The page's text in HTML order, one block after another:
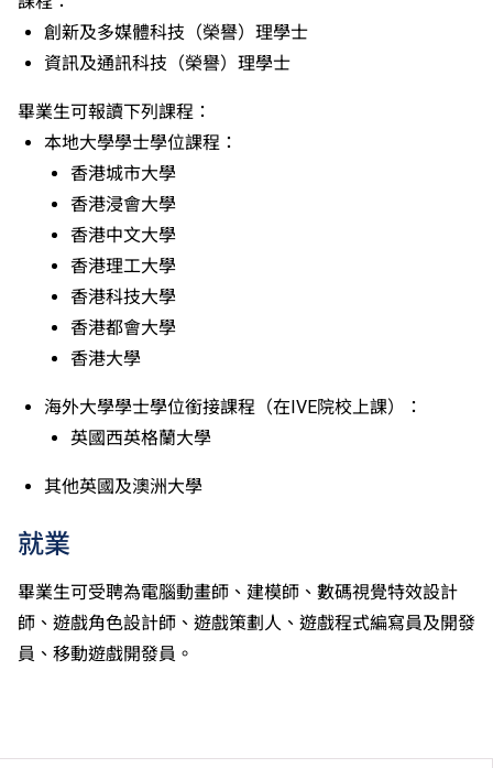
其他四個香港中學文憑考試科目（包括中國語文和英國
語文）取得第二級或以上成績。另外，數學科延伸部分
（單元一或單元二）第二級或以上成績亦被接受為一般
元二成績，於申請入學時只計算成績較佳的一個單元。
適用於持中專教育文憑／職專文憑（於2017/18學年或
以前入讀的學生須完成指定升學單元）的畢業生。
修畢職專國際文憑課程的學生，可按其BTEC及IGCSE
成績，選擇繼續於職業訓練局升讀高級文憑課程。
申請人所遞交的工作經驗及／或資歷，會經有關學系作
個別評核。
創新及多媒體科技（榮譽）理學士
資訊及通訊科技（榮譽）理學士
畢業生可報讀下列課程：
本地大學學士學位課程：
香港城市大學
香港浸會大學
香港中文大學
香港理工大學
香港科技大學
香港都會大學
香港大學
海外大學學士學位銜接課程（在IVE院校上課）：
英國西英格蘭大學
其他英國及澳洲大學
就業
畢業生可受聘為電腦動畫師、建模師、數碼視覺特效設計
師、遊戲角色設計師、遊戲策劃人、遊戲程式編寫員及開發
員、移動遊戲開發員。